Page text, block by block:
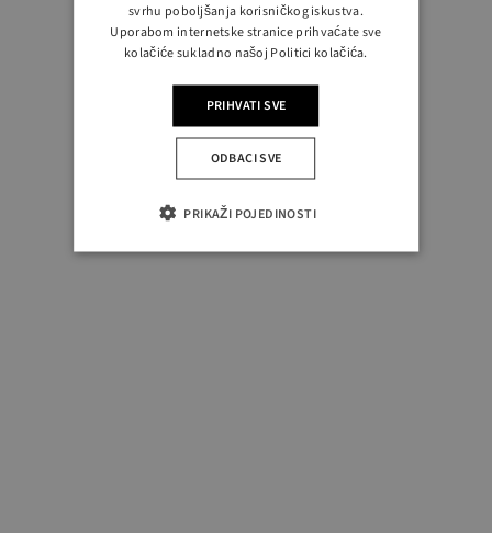
svrhu poboljšanja korisničkog iskustva.
Uporabom internetske stranice prihvaćate sve
kolačiće sukladno našoj Politici kolačića.
PRIHVATI SVE
ODBACI SVE
PRIKAŽI POJEDINOSTI